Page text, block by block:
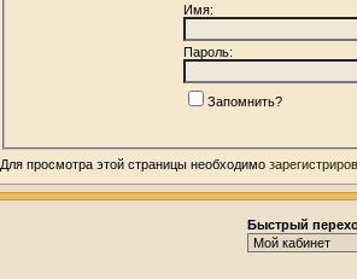
Имя:
Пароль:
Запомнить?
Для просмотра этой страницы необходимо
Быстрый